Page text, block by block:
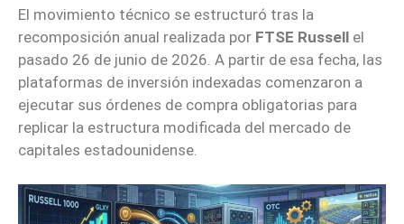
El movimiento técnico se estructuró tras la
recomposición anual realizada por FTSE Russell el
pasado 26 de junio de 2026. A partir de esa fecha, las
plataformas de inversión indexadas comenzaron a
ejecutar sus órdenes de compra obligatorias para
replicar la estructura modificada del mercado de
capitales estadounidense.